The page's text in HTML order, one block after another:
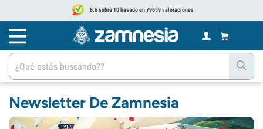
8.6 sobre 10 basado en 79659 valoraciones
Newsletter De Zamnesia